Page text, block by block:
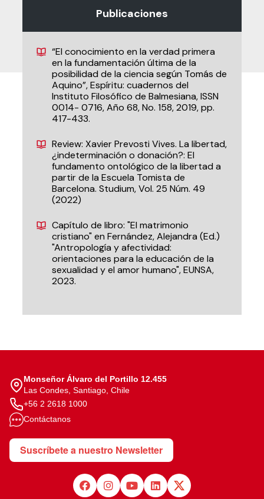
Publicaciones
“El conocimiento en la verdad primera
en la fundamentación última de la
posibilidad de la ciencia según Tomás de
Aquino”, Espíritu: cuadernos del
Instituto Filosófico de Balmesiana, ISSN
0014- 0716, Año 68, No. 158, 2019, pp.
417-433.
Review: Xavier Prevosti Vives. La libertad,
¿indeterminación o donación?: El
fundamento ontológico de la libertad a
partir de la Escuela Tomista de
Barcelona. Studium, Vol. 25 Núm. 49
(2022)
Capítulo de libro: "El matrimonio
cristiano" en Fernández, Alejandra (Ed.)
"Antropología y afectividad:
orientaciones para la educación de la
sexualidad y el amor humano", EUNSA,
2023.
Monseñor Álvaro del Portillo 12.455
Las Condes, Santiago, Chile
+56 2 2618 1000
Contáctanos
Suscríbete a nuestro Newsletter